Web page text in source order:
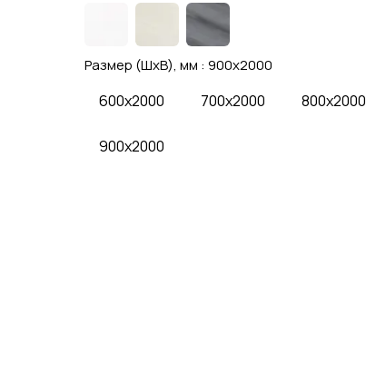
Размер (ШхВ), мм : 900x2000
600x2000 700x2000 800x2000
900x2000